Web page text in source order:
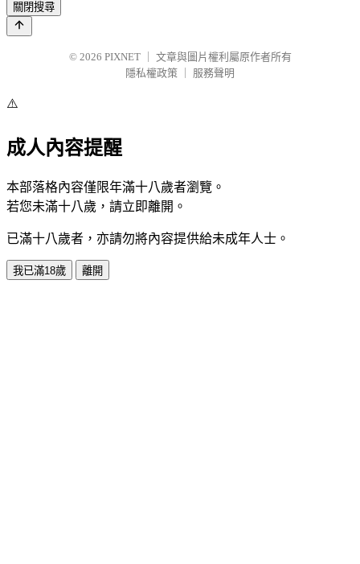
關閉搜尋
© 2026 PIXNET
文章與圖片權利屬原作者所有
隱私權政策
服務聲明
⚠️
成人內容提醒
本部落格內容僅限年滿十八歲者瀏覽。
若您未滿十八歲，請立即離開。
已滿十八歲者，亦請勿將內容提供給未成年人士。
我已滿18歲 離開